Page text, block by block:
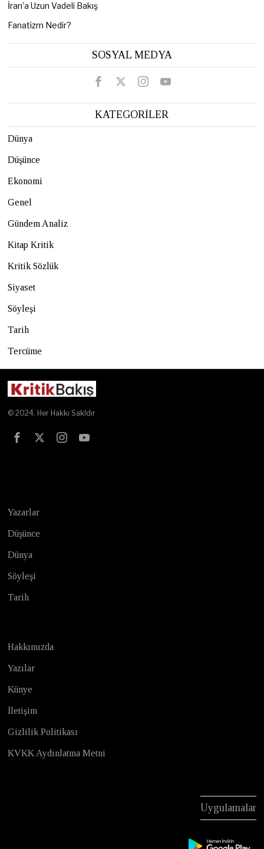
İran’a Uzun Vadeli Bakış
Fanatizm Nedir?
SOSYAL MEDYA
KATEGORİLER
Dünya
Düşünce
Ekonomi
Genel
Gündem Analiz
Kitap Kritik
Kritik Sözlük
Siyaset
Söyleşi
Tarih
Tercüme
© 2024. Her Hakkı Sakldır
Yazarlar
Düşünce
Dünya
Söyleşi
Tarih
Hakkımızda
Yazılar
Künye
İletişim
Gizlilik Politikası
KVKK Aydınlatma Metni
Uygulamalar